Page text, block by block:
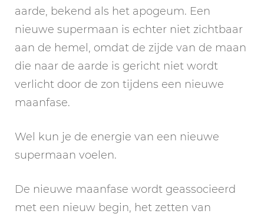
aarde, bekend als het apogeum. Een
nieuwe supermaan is echter niet zichtbaar
aan de hemel, omdat de zijde van de maan
die naar de aarde is gericht niet wordt
verlicht door de zon tijdens een nieuwe
maanfase.
Wel kun je de energie van een nieuwe
supermaan voelen.
De nieuwe maanfase wordt geassocieerd
met een nieuw begin, het zetten van